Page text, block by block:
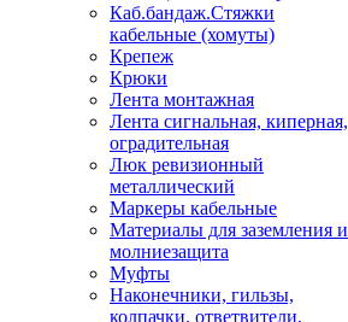
Каб.бандаж.Стяжки
кабельные (хомуты)
Крепеж
Крюки
Лента монтажная
Лента сигнальная, киперная,
оградительная
Люк ревизионный
металлический
Маркеры кабельные
Материалы для заземления и
молниезащита
Муфты
Наконечники, гильзы,
колпачки. ответвители,